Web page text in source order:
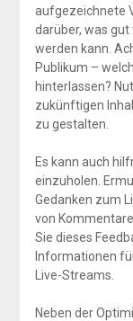
aufgezeichnete
darüber, was
werden kann.
Publikum –
hinterlassen?
zukünftigen
zu gestalten.
Es kann auch
einzuholen.
Gedanken zum
von
Sie dieses
Informationen
Live-Streams.
Neben der